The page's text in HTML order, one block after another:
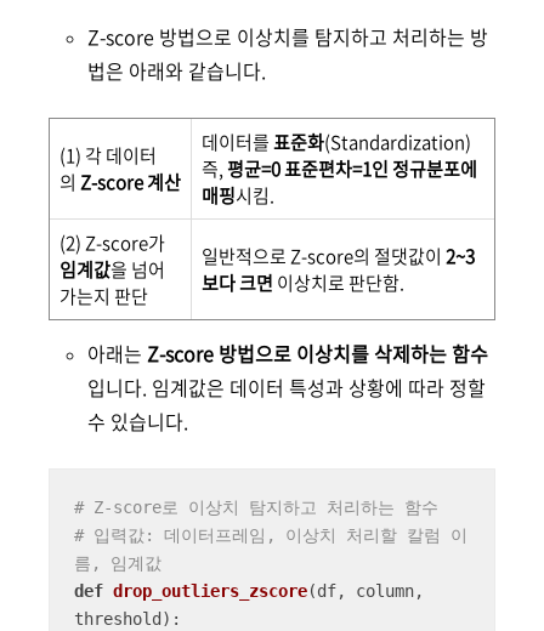
Z-score 방법으로 이상치를 탐지하고 처리하는 방
법은 아래와 같습니다.
(1) 각 데이터
의 Z-score 계산
데이터를표준화(Standardization)
즉,평균=0 표준편차=1인 정규분포에
매핑시킴.
(2) Z-score가
임계값을 넘어
가는지 판단
일반적으로 Z-score의 절댓값이 2~3
보다 크면 이상치로 판단함.
아래는 Z-score 방법으로 이상치를 삭제하는 함수
입니다. 임계값은 데이터 특성과 상황에 따라 정할
수 있습니다.
# Z-score로 이상치 탐지하고 처리하는 함수
# 입력값: 데이터프레임, 이상치 처리할 칼럼 이
름, 임계값
def drop_outliers_zscore(df, column,
threshold ):